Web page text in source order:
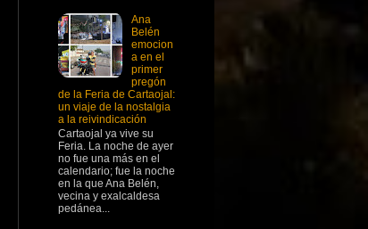
Ana
Belén
emocion
a en el
primer
pregón
de la Feria de Cartaojal:
un viaje de la nostalgia
a la reivindicación
Cartaojal ya vive su
Feria. La noche de ayer
no fue una más en el
calendario; fue la noche
en la que Ana Belén,
vecina y exalcaldesa
pedánea...